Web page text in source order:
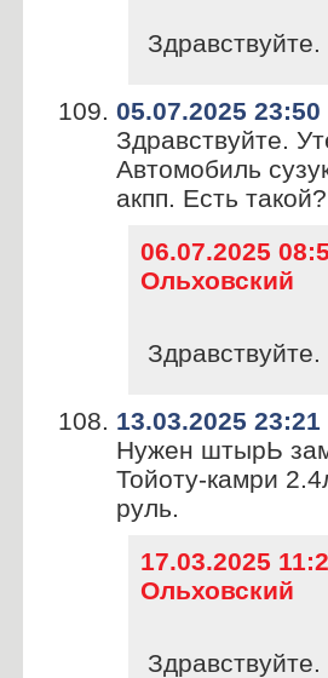
05.07.2025 23:50
Здравствуйте.
Автомобиль
акпп. Есть такой?
06.07.2025
Ольховский
13.03.2025 23:21
Нужен штырЬ
Тойоту-камри
руль.
17.03.2025
Ольховский